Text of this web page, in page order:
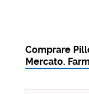
Comprare
Mercato.